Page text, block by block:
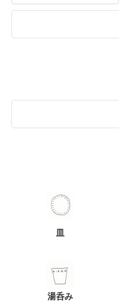
皿
湯呑み